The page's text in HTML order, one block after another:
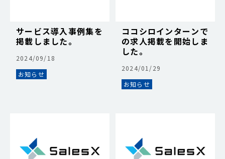
サービス導入事例集を
掲載しました。
2024/09/18
お知らせ
ココシロインターンで
の求人掲載を開始しま
した。
2024/01/29
お知らせ